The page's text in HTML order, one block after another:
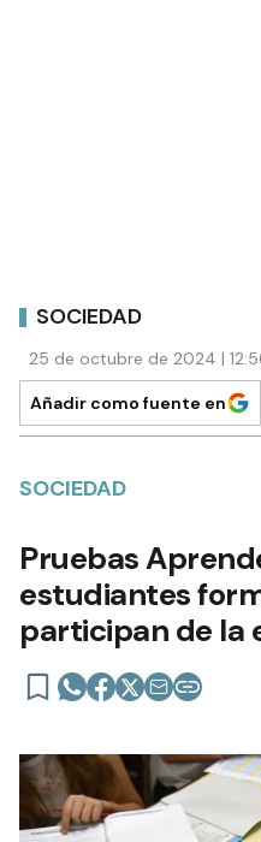
SOCIEDAD
25 de octubre de 2024 |
Añadir como fuente en
SOCIEDAD
Pruebas
estudiantes
participan de la